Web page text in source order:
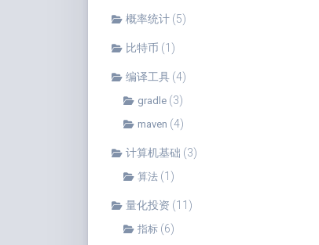
概率统计 (5)
比特币 (1)
编译工具 (4)
gradle (3)
maven (4)
计算机基础 (3)
算法 (1)
量化投资 (11)
指标 (6)